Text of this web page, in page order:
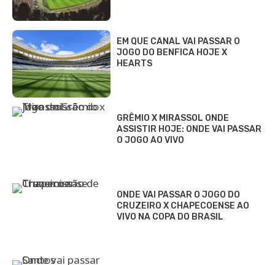
EM QUE CANAL VAI PASSAR O
JOGO DO BENFICA HOJE X
HEARTS
GRÊMIO X MIRASSOL ONDE
ASSISTIR HOJE: ONDE VAI PASSAR
O JOGO AO VIVO
ONDE VAI PASSAR O JOGO DO
CRUZEIRO X CHAPECOENSE AO
VIVO NA COPA DO BRASIL